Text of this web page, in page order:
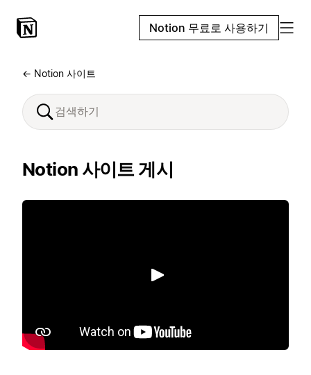
Notion 무료로 사용하기
← Notion 사이트
Notion 사이트 게시
재생